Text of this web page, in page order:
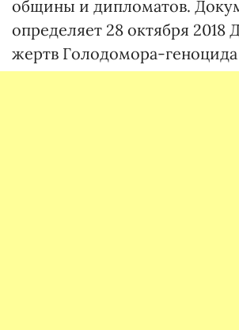
общины и дипломатов.
определяет 28 октября 2018
жертв Голодомора-геноцида